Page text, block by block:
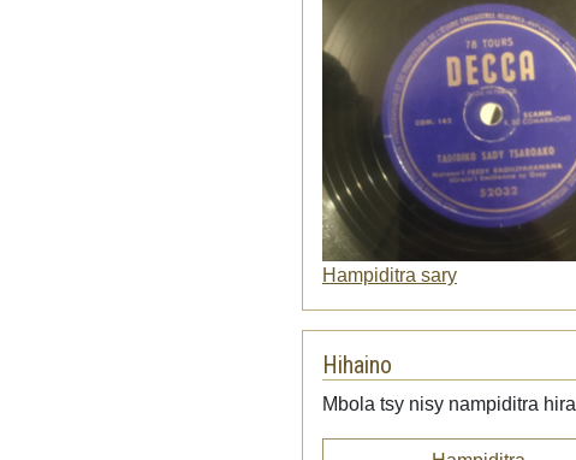
Hampiditra sary
Hihaino
Mbola tsy nisy nampiditra hira